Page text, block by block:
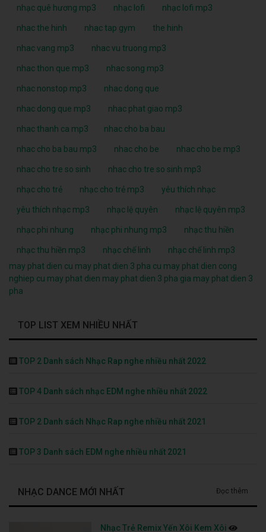
nhạc quê hương mp3 nhạc lofi nhạc lofi mp3
nhac the hinh nhac tap gym the hinh
nhac vang mp3 nhac vu truong mp3
nhac thon que mp3 nhac song mp3
nhac nonstop mp3 nhac dong que
nhac dong que mp3 nhac phat giao mp3
nhac thanh ca mp3 nhac cho ba bau
nhac cho ba bau mp3 nhac cho be nhac cho be mp3
nhac cho tre so sinh nhac cho tre so sinh mp3
nhạc cho trẻ nhạc cho trẻ mp3 yêu thích nhạc
yêu thích nhạc mp3 nhạc lệ quyên nhạc lệ quyên mp3
nhạc phi nhung nhạc phi nhung mp3 nhạc thu hiền
nhạc thu hiền mp3 nhạc chế linh
nhạc chế linh mp3
may phat dien cu may phat dien 3 pha cu may phat dien cong
nghiep cu may phat dien may phat dien 3 pha gia may phat dien 3
pha
TOP LIST XEM NHIỀU NHẤT
TOP 2 Danh sách Nhạc Rap nghe nhiều nhất 2022
TOP 4 Danh sách nhạc EDM nghe nhiều nhất 2022
TOP 2 Danh sách Nhạc Rap nghe nhiều nhất 2021
TOP 3 Danh sách EDM nghe nhiều nhất 2021
NHẠC DANCE MỚI NHẤT Đọc thêm
Nhạc Trẻ Remix Yến Xôi Kem Xôi